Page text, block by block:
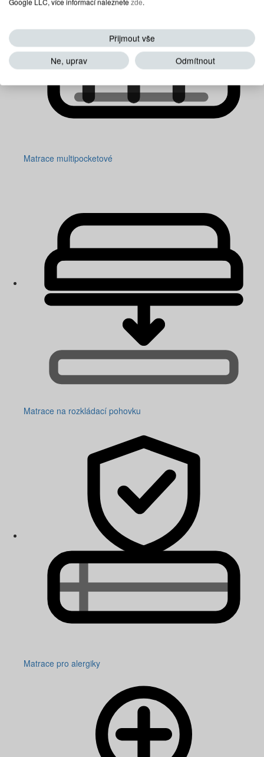
Matrace multipocketové
Matrace na rozkládací pohovku
Matrace pro alergiky
Přijmout vše
Ne, uprav
Odmítnout